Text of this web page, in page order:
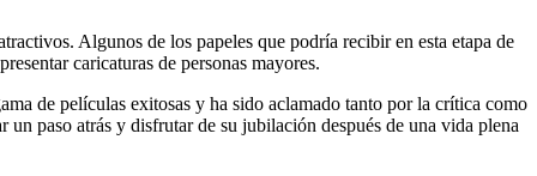
Algunos de los papeles que podría recibir en esta etapa de
caricaturas de personas mayores.
de películas exitosas y ha sido aclamado tanto por la crítica como
paso atrás y disfrutar de su jubilación después de una vida plena